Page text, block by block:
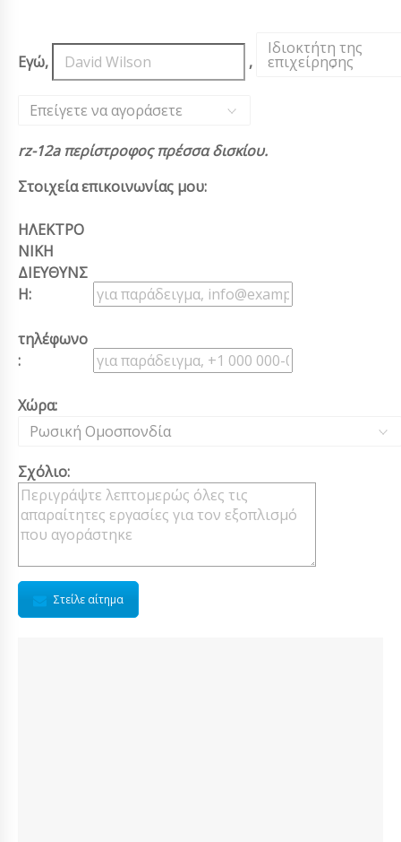
Εγώ, ,
Ιδιοκτήτη της
επιχείρησης
,
Επείγετε να αγοράσετε
rz-12a περίστροφος πρέσσα δισκίου.
Στοιχεία επικοινωνίας μου:
ΗΛΕΚΤΡΟ
ΝΙΚΗ
ΔΙΕΥΘΥΝΣ
Η:
τηλέφωνο
:
Χώρα:
Ρωσική Ομοσπονδία
Σχόλιο:
Στείλε αίτημα